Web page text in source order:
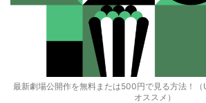
最新劇場公開作を無料または500円で見る方法！
オススメ）